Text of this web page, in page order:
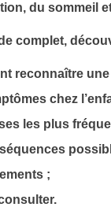
du sommeil
complet,
reconnaître
chez
les plus
;